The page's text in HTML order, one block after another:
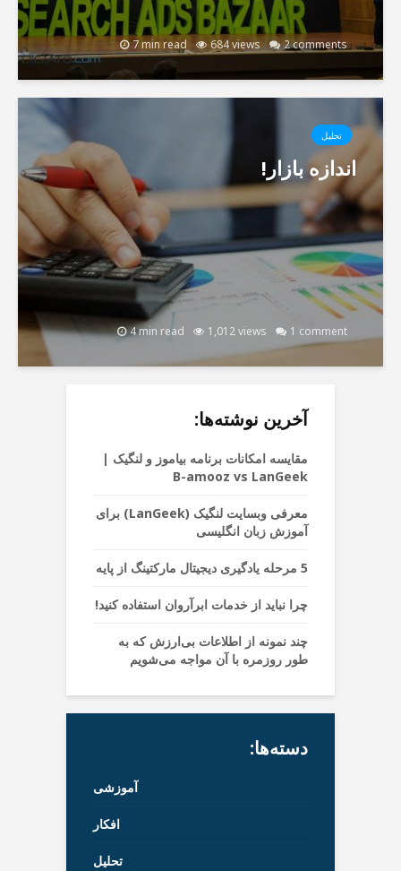
2 comments
684 views
7 min read
تحلیل
اندازه بازار!
1 comment
1,012 views
4 min read
آخرین نوشته‌ها:
مقایسه امکانات برنامه بیاموز و لنگیک |
B-amooz vs LanGeek
معرفی وبسایت لنگیک (LanGeek) برای
آموزش زبان انگلیسی
5 مرحله یادگیری دیجیتال مارکتینگ از پایه
چرا نباید از خدمات ابرآروان استفاده کنید!
چند نمونه از اطلاعات بی‌ارزش که به
طور روزمره با آن مواجه می‌شویم
دسته‌ها:
آموزشی
افکار
تحلیل